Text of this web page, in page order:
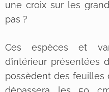
une croix sur les
pas ?
Ces espèces et
d’intérieur présentées
possèdent des feuilles